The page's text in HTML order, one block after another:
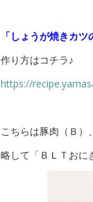
「しょうが焼きカツ
作り方はコチラ♪
https://
こちらは豚肉（Ｂ）
略して「ＢＬＴおに